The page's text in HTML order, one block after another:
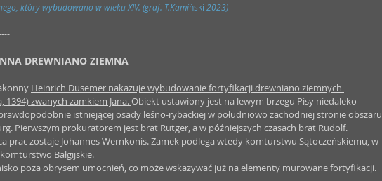
który wybudowano w wieku XIV. (graf. T.Kamiński 2023)
DREWNIANO ZIEMNA
Heinrich Dusemer nakazuje wybudowanie fortyfikacji drewniano ziemnych
1394) zwanych zamkiem Jana. Obiekt ustawiony jest na lewym brzegu Pisy niedaleko
istniejącej osady leśno-rybackiej w południowo zachodniej stronie obszaru
Pierwszym prokuratorem jest brat Rutger, a w późniejszych czasach brat Rudolf.
prac zostaje Johannes Wernkonis. Zamek podlega wtedy komturstwu Sątoczeńskiemu, w
Bałgijskie.
poza obrysem umocnień, co może wskazywać już na elementy murowane fortyfikacji.